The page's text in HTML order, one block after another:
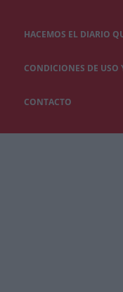
HACEMOS EL DIARIO
CONDICIONES DE USO
CONTACTO